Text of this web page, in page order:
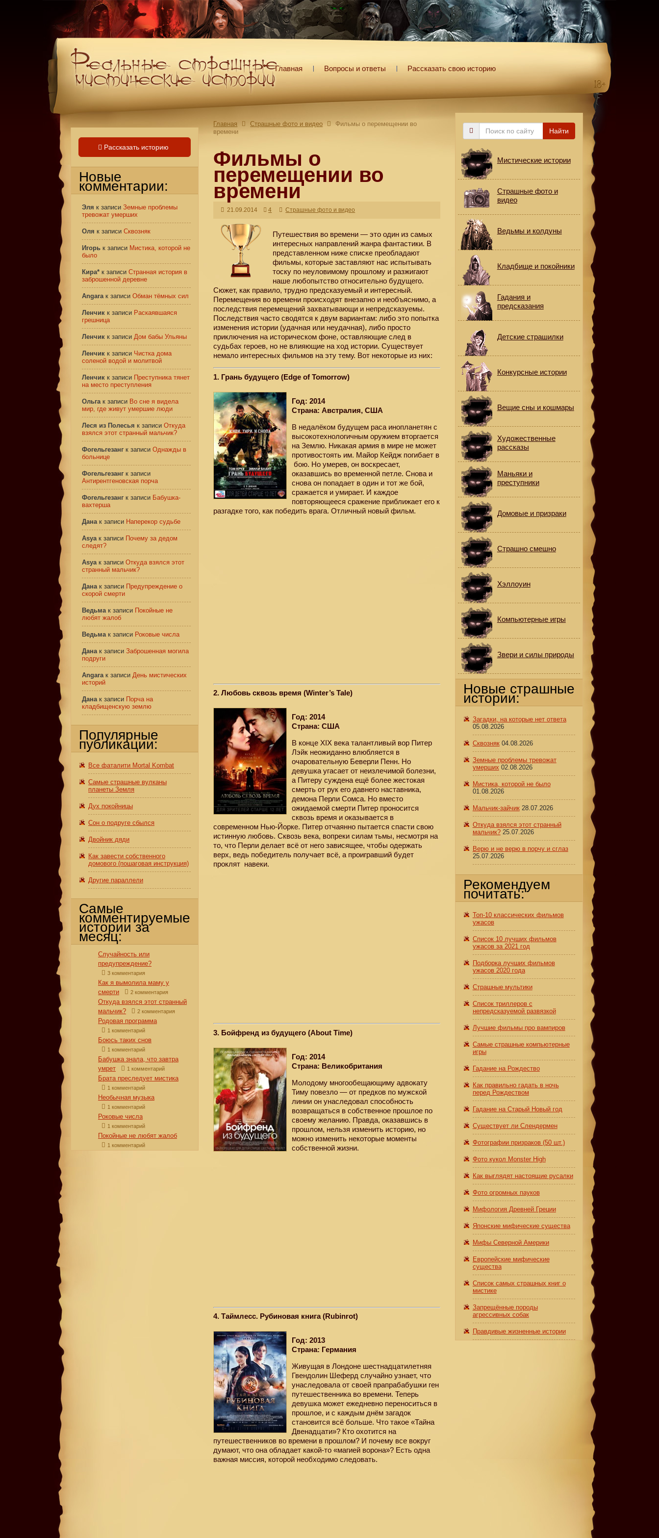
Главная Вопросы и ответы Рассказать свою историю
Главная Страшные фото и видео
Фильмы о перемещении во
времени
Фильмы о
перемещении во
времени
21.09.2014 4 Страшные фото и видео
Путешествия во времени — это один из самых
интересных направлений жанра фантастики. В
представленном ниже списке преобладают
фильмы, которые заставляют нас испытывать
тоску по неуловимому прошлому и разжигают
наше любопытство относительно будущего.
Сюжет, как правило, трудно предсказуемый и интересный.
Перемещения во времени происходят внезапно и необъяснимо, а
последствия перемещений захватывающи и непредсказуемы.
Последствия часто сводятся к двум вариантам: либо это попытка
изменения истории (удачная или неудачная), либо просто
приключения на историческом фоне, оставляющие след в
судьбах героев, но не влияющие на ход истории. Существует
немало интересных фильмов на эту тему. Вот некоторые из них:
1. Грань будущего (Edge of Tomorrow)
Год: 2014
Страна: Австралия, США
В недалёком будущем раса инопланетян с
высокотехнологичным оружием вторгается
на Землю. Никакая армия в мире не может
противостоять им. Майор Кейдж погибает в
бою. Но умерев, он воскресает,
оказавшись во временной петле. Снова и
снова он попадает в один и тот же бой,
сражается и умирает. И каждое
повторяющееся сражение приближает его к
разгадке того, как победить врага. Отличный новый фильм.
2. Любовь сквозь время (Winter’s Tale)
Год: 2014
Страна: США
В конце XIX века талантливый вор Питер
Лэйк неожиданно влюбляется в
очаровательную Беверли Пенн. Но
девушка угасает от неизлечимой болезни,
а Питеру суждена ещё более жестокая
смерть от рук его давнего наставника,
демона Перли Сомса. Но вместо
ожидаемой смерти Питер проносится
сквозь время и оказывается в
современном Нью-Йорке. Питер отчаянно пытается спасти свою
истинную любовь. Сквозь века, вопреки силам тьмы, несмотря на
то, что Перли делает всё от него зависящее, чтобы одержать
верх, ведь победитель получает всё, а проигравший будет
проклят навеки.
3. Бойфренд из будущего (About Time)
Год: 2014
Страна: Великобритания
Молодому многообещающиму адвокату
Тиму повезло — от предков по мужской
линии он унаследовал способность
возвращаться в собственное прошлое по
своему желанию. Правда, оказавшись в
прошлом, нельзя изменить историю, но
можно изменить некоторые моменты
собственной жизни.
4. Таймлесс. Рубиновая книга (Rubinrot)
Год: 2013
Страна: Германия
Живущая в Лондоне шестнадцатилетняя
Гвендолин Шеферд случайно узнает, что
унаследовала от своей прапрабабушки ген
путешественника во времени. Теперь
девушка может ежедневно переноситься в
прошлое, и с каждым днём загадок
становится всё больше. Что такое «Тайна
Двенадцати»? Кто охотится на
путешественников во времени в прошлом? И почему все вокруг
думают, что она обладает какой-то «магией ворона»? Есть одна
важная миссия, которой необходимо следовать.
Рассказать историю
Новые
комментарии:
Эля к записи Земные проблемы
тревожат умерших
Оля к записи Сквозняк
Игорь к записи Мистика, которой не
было
Кира* к записи Странная история в
заброшенной деревне
Angaraк записи Обман тёмных сил
Ленчик к записи Раскаявшаяся
грешница
Ленчик к записи Дом бабы Ульяны
Ленчик к записи Чистка дома
соленой водой и молитвой
Ленчик к записи Преступника тянет
на место преступления
Ольгак записи Во сне я видела
мир, где живут умершие люди
Леся из Полесья к записи Откуда
взялся этот странный мальчик?
Фогельгезанг к записи Однажды в
больнице
Фогельгезанг к записи
Антирентгеновская порча
Фогельгезанг к записи Бабушка-
вахтерша
Данак записи Наперекор судьбе
Asyaк записи Почему за дедом
следят?
Asyaк записи Откуда взялся этот
странный мальчик?
Данак записи Предупреждение о
скорой смерти
Ведьмак записи Покойные не
любят жалоб
Ведьмак записи Роковые числа
Данак записи Заброшенная могила
подруги
Angaraк записи День мистических
историй
Данак записи Порча на
кладбищенскую землю
Популярные
публикации:
Все фаталити Mortal Kombat
Самые страшные вулканы
планеты Земля
Дух покойницы
Сон о подруге сбылся
Двойник дяди
Как завести собственного
домового (пошаговая инструкция)
Другие параллели
Самые
комментируемые
истории за
месяц:
Случайность или
предупреждение?
3 комментария
Как я вымолила маму у
смерти
2 комментария
Откуда взялся этот странный
мальчик?
2 комментария
Родовая программа
1 комментарий
Боюсь таких снов
1 комментарий
Бабушка знала, что завтра
умрет
1 комментарий
Брата преследует мистика
1 комментарий
Необычная музыка
1 комментарий
Роковые числа
1 комментарий
Покойные не любят жалоб
1 комментарий
Поиск
Найти
Мистические истории
Страшные фото и
видео
Ведьмы и колдуны
Кладбище и покойники
Гадания и
предсказания
Детские страшилки
Конкурсные истории
Вещие сны и кошмары
Художественные
рассказы
Маньяки и
преступники
Домовые и призраки
Страшно смешно
Хэллоуин
Компьютерные игры
Звери и силы природы
Новые страшные
истории:
Загадки, на которые нет ответа
05.08.2026
Сквозняк 04.08.2026
Земные проблемы тревожат
умерших 02.08.2026
Мистика, которой не было
01.08.2026
Мальчик-зайчик 28.07.2026
Откуда взялся этот странный
мальчик? 25.07.2026
Верю и не верю в порчу и сглаз
25.07.2026
Рекомендуем
почитать:
Топ-10 классических фильмов
ужасов
Список 10 лучших фильмов
ужасов за 2021 год
Подборка лучших фильмов
ужасов 2020 года
Страшные мультики
Список триллеров с
непредсказуемой развязкой
Лучшие фильмы про вампиров
Самые страшные компьютерные
игры
Гадание на Рождество
Как правильно гадать в ночь
перед Рождеством
Гадание на Старый Новый год
Существует ли Слендермен
Фотографии призраков (50 шт.)
Фото кукол Monster High
Как выглядят настоящие русалки
Фото огромных пауков
Мифология Древней Греции
Японские мифические существа
Мифы Северной Америки
Европейские мифические
существа
Список самых страшных книг о
мистике
Запрещённые породы
агрессивных собак
Правдивые жизненные истории